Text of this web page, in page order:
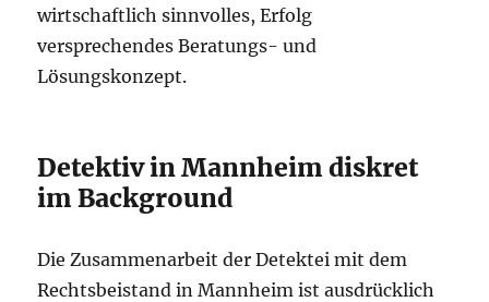
wirtschaftlich sinnvolles, Erfolg
versprechendes Beratungs- und
Lösungskonzept.
Detektiv in Mannheim diskret
im Background
Die Zusammenarbeit der Detektei mit dem
Rechtsbeistand in Mannheim ist ausdrücklich